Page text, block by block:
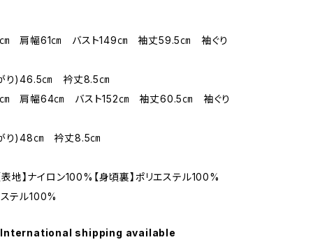
肩幅61㎝ バスト149㎝ 袖丈59.5㎝ 袖ぐり
り)46.5㎝ 衿丈8.5㎝
肩幅64㎝ バスト152㎝ 袖丈60.5㎝ 袖ぐり
り)48㎝ 衿丈8.5㎝
地】ナイロン100%【身頃裏】ポリエステル100%
ステル100%
International shipping available